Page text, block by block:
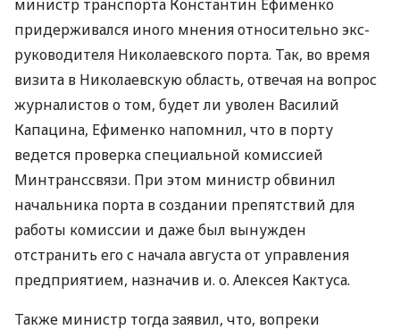
министр транспорта Константин Ефименко
придерживался иного мнения относительно экс-
руководителя Николаевского порта. Так, во время
визита в Николаевскую область, отвечая на вопрос
журналистов о том, будет ли уволен Василий
Капацина, Ефименко напомнил, что в порту
ведется проверка специальной комиссией
Минтранссвязи. При этом министр обвинил
начальника порта в создании препятствий для
работы комиссии и даже был вынужден
отстранить его с начала августа от управления
предприятием, назначив и. о. Алексея Кактуса.
Также министр тогда заявил, что, вопреки